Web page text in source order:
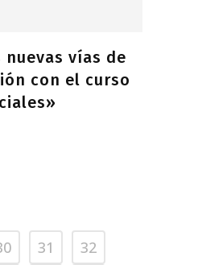
nuevas vías de
con el curso
31
32